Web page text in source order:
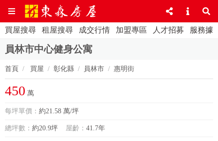
買屋搜尋 租屋搜尋 成交行情 加盟專區 人才招募 服務據
員林市中心健身公寓
首頁 買屋 彰化縣 員林市 惠明街
450 萬
每坪單價： 約21.58 萬/坪
總坪數： 約20.9坪 屋齡： 41.7年